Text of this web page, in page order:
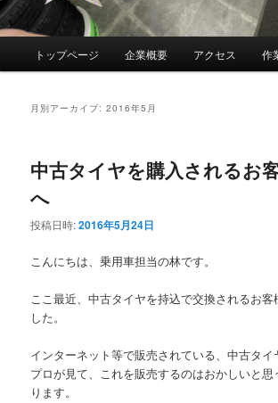
トップページ 企業概要 アクセス 作
月別アーカイブ:2016年5月
中古タイヤを購入されるお
へ
投稿日時:2016年5月24日
こんにちは、乗用車担当の林です。
ここ最近、中古タイヤを持込で交換されるお客
した。
インターネット等で販売されている、中古タイ
プロが見て、これを販売するのはおかしいと思
ります。